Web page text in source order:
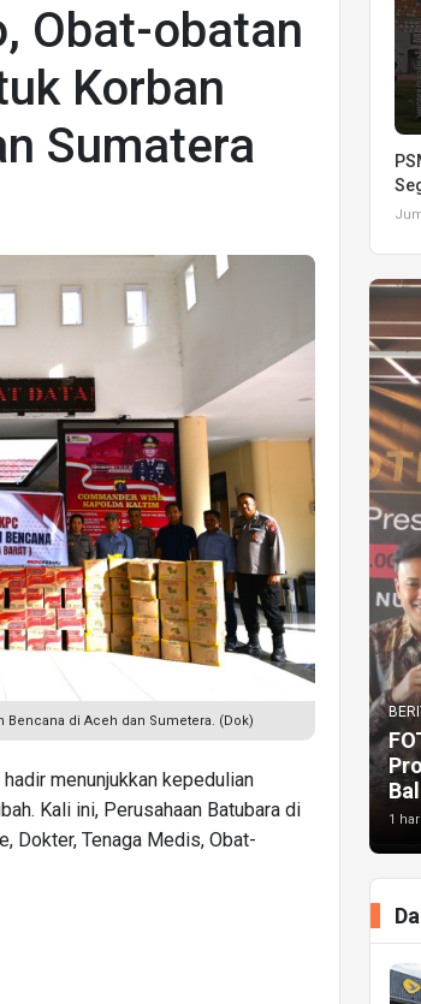
Obat-obatan
Korban
Sumatera
Bencana di Aceh dan Sumetera. (Dok)
menunjukkan kepedulian
Kali ini, Perusahaan Batubara di
Dokter, Tenaga Medis, Obat-
1